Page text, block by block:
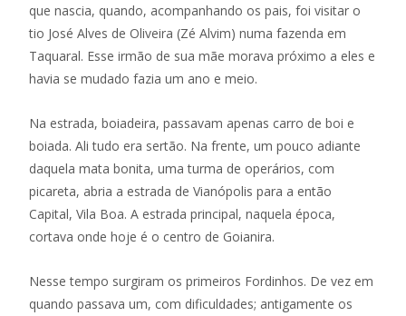
que nascia, quando, acompanhando os pais, foi visitar o
tio José Alves de Oliveira (Zé Alvim) numa fazenda em
Taquaral. Esse irmão de sua mãe morava próximo a eles e
havia se mudado fazia um ano e meio.
Na estrada, boiadeira, passavam apenas carro de boi e
boiada. Ali tudo era sertão. Na frente, um pouco adiante
daquela mata bonita, uma turma de operários, com
picareta, abria a estrada de Vianópolis para a então
Capital, Vila Boa. A estrada principal, naquela época,
cortava onde hoje é o centro de Goianira.
Nesse tempo surgiram os primeiros Fordinhos. De vez em
quando passava um, com dificuldades; antigamente os